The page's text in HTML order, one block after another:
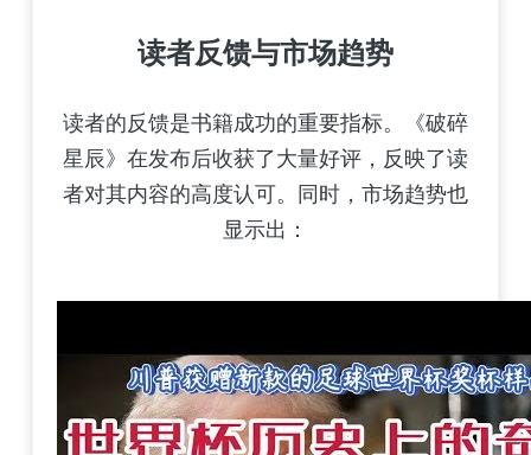
读者反馈与市场趋势
读者的反馈是书籍成功的重要指标。《破碎
星辰》在发布后收获了大量好评，反映了读
者对其内容的高度认可。同时，市场趋势也
显示出：